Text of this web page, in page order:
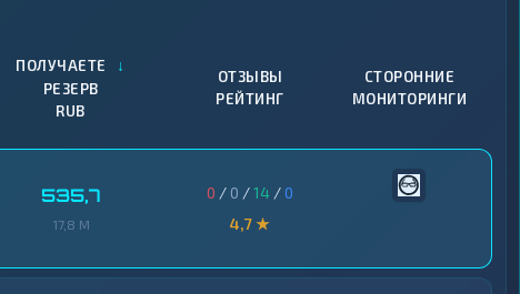
ПОЛУЧАЕТЕ ↓
РЕЗЕРВ
RUB
ОТЗЫВЫ
РЕЙТИНГ
СТОРОННИЕ
МОНИТОРИНГИ
535,7
17,8 M
0 / 0 /14 /0
4,7 ★